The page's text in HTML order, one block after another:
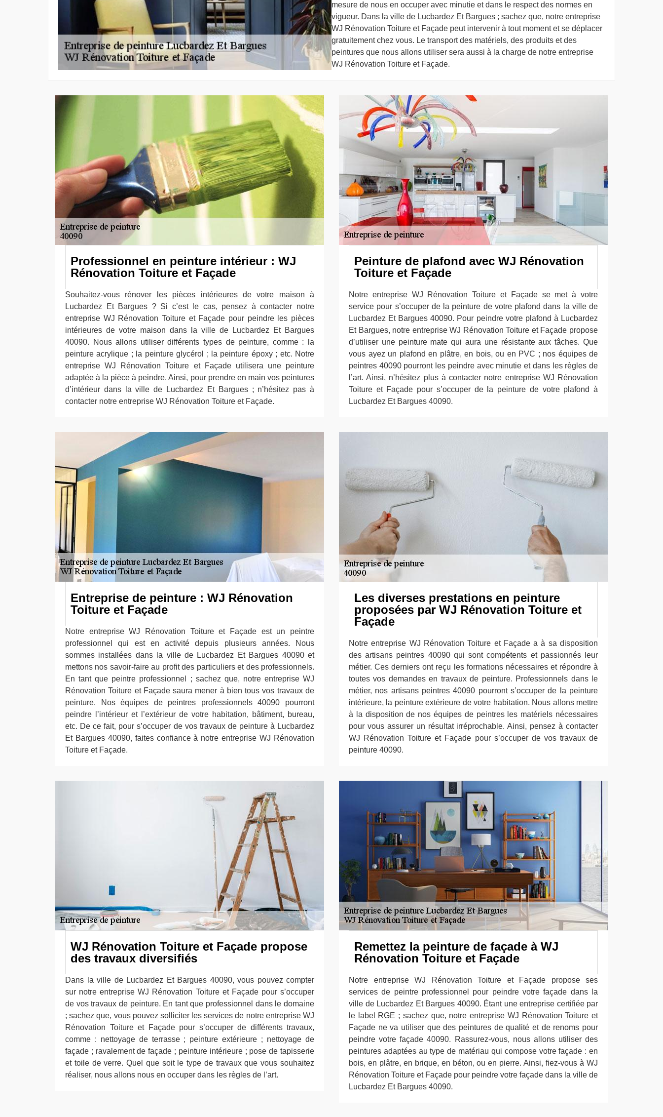
mesure de nous en occuper avec minutie et dans le respect des normes en
vigueur. Dans la ville de Lucbardez Et Bargues ; sachez que, notre entreprise
WJ Rénovation Toiture et Façade peut intervenir à tout moment et se déplacer
gratuitement chez vous. Le transport des matériels, des produits et des
peintures que nous allons utiliser sera aussi à la charge de notre entreprise
WJ Rénovation Toiture et Façade.
Professionnel en peinture intérieur : WJ
Rénovation Toiture et Façade
Souhaitez-vous rénover les pièces intérieures de votre maison à
Lucbardez Et Bargues ? Si c’est le cas, pensez à contacter notre
entreprise WJ Rénovation Toiture et Façade pour peindre les pièces
intérieures de votre maison dans la ville de Lucbardez Et Bargues
40090. Nous allons utiliser différents types de peinture, comme : la
peinture acrylique ; la peinture glycérol ; la peinture époxy ; etc. Notre
entreprise WJ Rénovation Toiture et Façade utilisera une peinture
adaptée à la pièce à peindre. Ainsi, pour prendre en main vos peintures
d’intérieur dans la ville de Lucbardez Et Bargues ; n’hésitez pas à
contacter notre entreprise WJ Rénovation Toiture et Façade.
Peinture de plafond avec WJ Rénovation
Toiture et Façade
Notre entreprise WJ Rénovation Toiture et Façade se met à votre
service pour s’occuper de la peinture de votre plafond dans la ville de
Lucbardez Et Bargues 40090. Pour peindre votre plafond à Lucbardez
Et Bargues, notre entreprise WJ Rénovation Toiture et Façade propose
d’utiliser une peinture mate qui aura une résistante aux tâches. Que
vous ayez un plafond en plâtre, en bois, ou en PVC ; nos équipes de
peintres 40090 pourront les peindre avec minutie et dans les règles de
l’art. Ainsi, n’hésitez plus à contacter notre entreprise WJ Rénovation
Toiture et Façade pour s’occuper de la peinture de votre plafond à
Lucbardez Et Bargues 40090.
Entreprise de peinture : WJ Rénovation
Toiture et Façade
Notre entreprise WJ Rénovation Toiture et Façade est un peintre
professionnel qui est en activité depuis plusieurs années. Nous
sommes installées dans la ville de Lucbardez Et Bargues 40090 et
mettons nos savoir-faire au profit des particuliers et des professionnels.
En tant que peintre professionnel ; sachez que, notre entreprise WJ
Rénovation Toiture et Façade saura mener à bien tous vos travaux de
peinture. Nos équipes de peintres professionnels 40090 pourront
peindre l’intérieur et l’extérieur de votre habitation, bâtiment, bureau,
etc. De ce fait, pour s’occuper de vos travaux de peinture à Lucbardez
Et Bargues 40090, faites confiance à notre entreprise WJ Rénovation
Toiture et Façade.
Les diverses prestations en peinture
proposées par WJ Rénovation Toiture et
Façade
Notre entreprise WJ Rénovation Toiture et Façade a à sa disposition
des artisans peintres 40090 qui sont compétents et passionnés leur
métier. Ces derniers ont reçu les formations nécessaires et répondre à
toutes vos demandes en travaux de peinture. Professionnels dans le
métier, nos artisans peintres 40090 pourront s’occuper de la peinture
intérieure, la peinture extérieure de votre habitation. Nous allons mettre
à la disposition de nos équipes de peintres les matériels nécessaires
pour vous assurer un résultat irréprochable. Ainsi, pensez à contacter
WJ Rénovation Toiture et Façade pour s’occuper de vos travaux de
peinture 40090.
WJ Rénovation Toiture et Façade propose
des travaux diversifiés
Dans la ville de Lucbardez Et Bargues 40090, vous pouvez compter
sur notre entreprise WJ Rénovation Toiture et Façade pour s’occuper
de vos travaux de peinture. En tant que professionnel dans le domaine
; sachez que, vous pouvez solliciter les services de notre entreprise WJ
Rénovation Toiture et Façade pour s’occuper de différents travaux,
comme : nettoyage de terrasse ; peinture extérieure ; nettoyage de
façade ; ravalement de façade ; peinture intérieure ; pose de tapisserie
et toile de verre. Quel que soit le type de travaux que vous souhaitez
réaliser, nous allons nous en occuper dans les règles de l’art.
Remettez la peinture de façade à WJ
Rénovation Toiture et Façade
Notre entreprise WJ Rénovation Toiture et Façade propose ses
services de peintre professionnel pour peindre votre façade dans la
ville de Lucbardez Et Bargues 40090. Étant une entreprise certifiée par
le label RGE ; sachez que, notre entreprise WJ Rénovation Toiture et
Façade ne va utiliser que des peintures de qualité et de renoms pour
peindre votre façade 40090. Rassurez-vous, nous allons utiliser des
peintures adaptées au type de matériau qui compose votre façade : en
bois, en plâtre, en brique, en béton, ou en pierre. Ainsi, fiez-vous à WJ
Rénovation Toiture et Façade pour peindre votre façade dans la ville de
Lucbardez Et Bargues 40090.